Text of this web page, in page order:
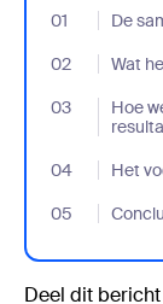
01 De
- Jumplink to
02
Wat
- Jumplink to
03
Hoe
- Jumplink to
04 Het
- Jumplink to
05
- Jumplink to
Deel dit bericht